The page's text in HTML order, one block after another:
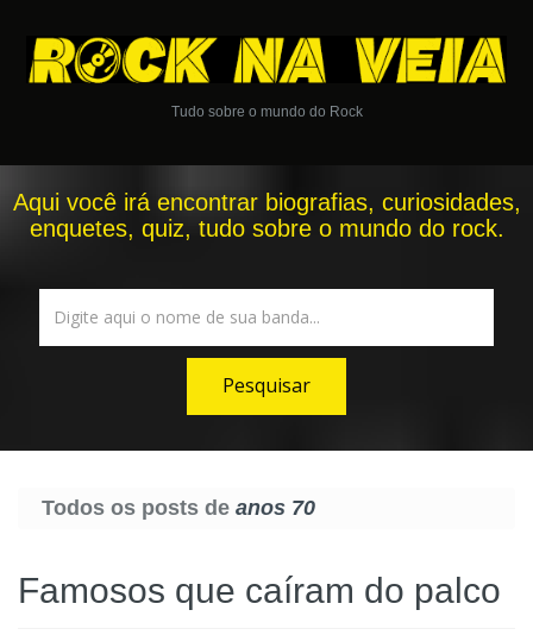
Tudo sobre o mundo do Rock
Aqui você irá encontrar biografias, curiosidades,
enquetes, quiz, tudo sobre o mundo do rock.
Todos os posts de anos 70
Famosos que caíram do palco